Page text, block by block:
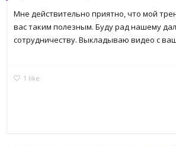
Мне действительно приятно, что мой
вас таким полезным. Буду рад нашему
сотрудничеству. Выкладываю видео с
1 like